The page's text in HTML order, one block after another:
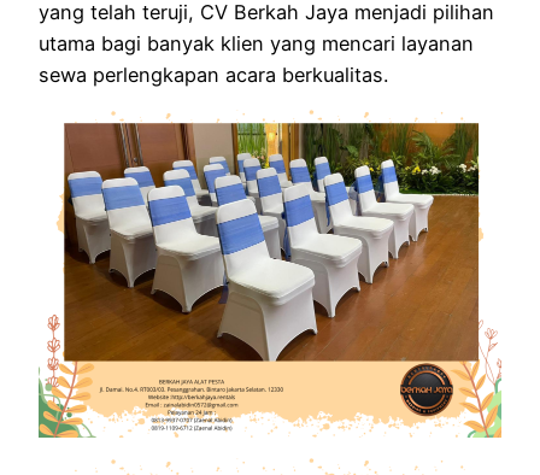
yang telah teruji, CV Berkah Jaya menjadi pilihan
utama bagi banyak klien yang mencari layanan
sewa perlengkapan acara berkualitas.